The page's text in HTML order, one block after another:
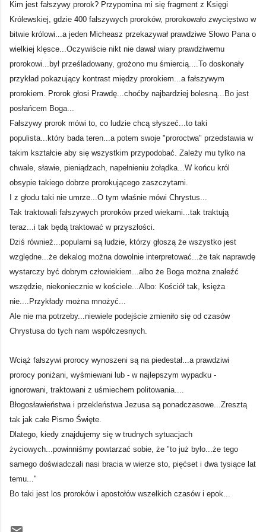
Kim jest fałszywy prorok? Przypomina mi się fragment z Księgi
Królewskiej, gdzie 400 fałszywych proroków, prorokowało zwycięstwo w
bitwie królowi...a jeden Micheasz przekazywał prawdziwe Słowo Pana o
wielkiej klęsce...Oczywiście nikt nie dawał wiary prawdziwemu
prorokowi...był prześladowany, grożono mu śmiercią....To doskonały
przykład pokazujący kontrast między prorokiem...a fałszywym
prorokiem. Prorok głosi Prawdę...choćby najbardziej bolesną...Bo jest
posłańcem Boga...
Fałszywy prorok mówi to, co ludzie chcą słyszeć...to taki
populista...który bada teren...a potem swoje "proroctwa" przedstawia w
takim kształcie aby się wszystkim przypodobać. Zależy mu tylko na
chwale, sławie, pieniądzach, napełnieniu żołądka...W końcu król
obsypie takiego dobrze prorokującego zaszczytami.
I z głodu taki nie umrze...O tym właśnie mówi Chrystus...
Tak traktowali fałszywych proroków przed wiekami...tak traktują
teraz...i tak będą traktować w przyszłości.
Dziś również...popularni są ludzie, którzy głoszą że wszystko jest
względne...że dekalog można dowolnie interpretować...że tak naprawdę
wystarczy być dobrym człowiekiem...albo że Boga można znaleźć
wszędzie, niekoniecznie w kościele...Albo: Kościół tak, księża
nie....Przykłady można mnożyć...
Ale nie ma potrzeby...niewiele podejście zmieniło się od czasów
Chrystusa do tych nam współczesnych.
Wciąż fałszywi prorocy wynoszeni są na piedestał...a prawdziwi
prorocy poniżani, wyśmiewani lub - w najlepszym wypadku -
ignorowani, traktowani z uśmiechem politowania....
Błogosławieństwa i przekleństwa Jezusa są ponadczasowe...Zresztą
tak jak całe Pismo Święte.
Dlatego, kiedy znajdujemy się w trudnych sytuacjach
życiowych...powinniśmy powtarzać sobie, że "to już było...że tego
samego doświadczali nasi bracia w wierze sto, pięćset i dwa tysiące lat
temu..."
Bo taki jest los proroków i apostołów wszelkich czasów i epok...